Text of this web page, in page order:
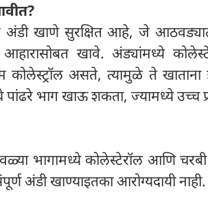
अंडी खाणे सुरक्षित आहे, जे
खावे. अंड्यांमध्ये
कोलेस्ट्रॉल असते, त्यामुळे ते
भाग खाऊ शकता, ज्यामध्ये उच्च
भागामध्ये कोलेस्टेरॉल आणि
अंडी खाण्याइतका आरोग्यदायी नाही.